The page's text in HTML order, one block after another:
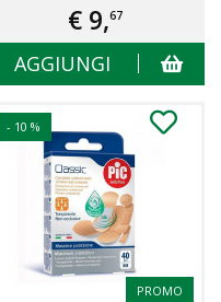
€ 9,67
AGGIUNGI
- 10 %
PROMO